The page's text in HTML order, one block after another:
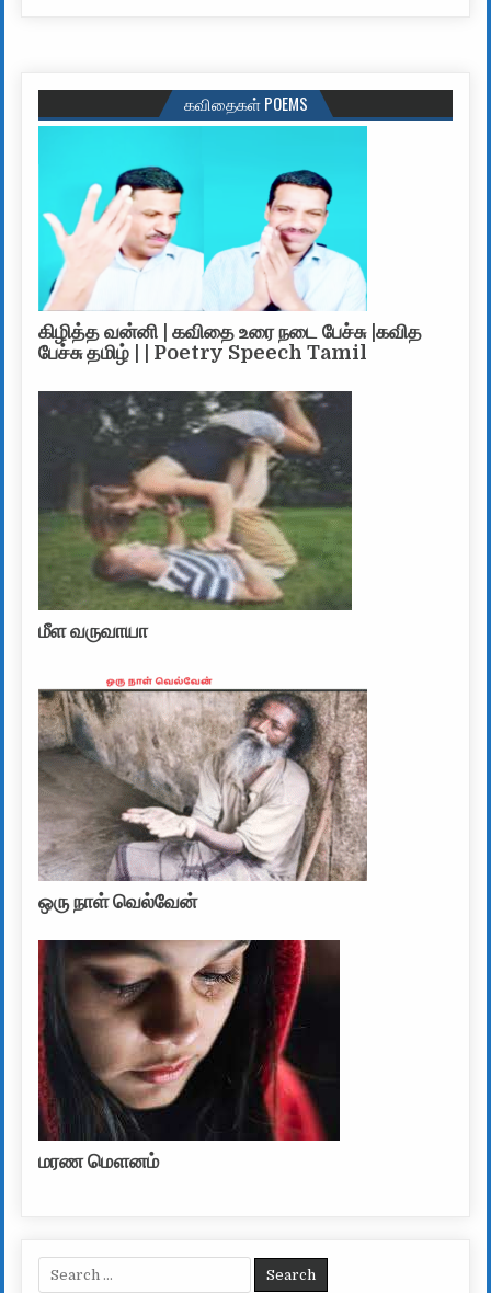
கவிதைகள் POEMS
கிழித்த வன்னி | கவிதை உரை நடை பேச்சு |கவித
பேச்சு தமிழ் | | Poetry Speech Tamil
மீள வருவாயா
ஒரு நாள் வெல்வேன்
மரண மௌனம்
Search for: